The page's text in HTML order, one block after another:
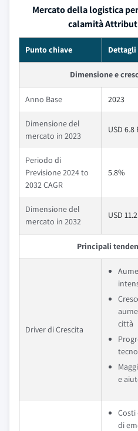
Mercato della logistica
calamità
Punto chiave Dettagli
Dimensione e
Anno Base 2023
Dimensione del
mercato in 2023
USD
Periodo di
Previsione 2024 to
2032 CAGR
5.8%
Dimensione del
mercato in 2032
USD
Principali
Driver di Crescita
città
e
Costi
di